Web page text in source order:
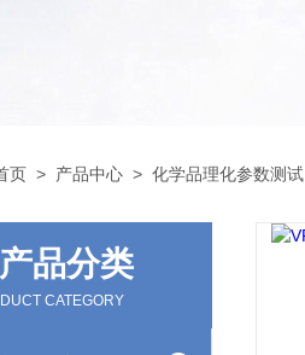
页 > 产品中心 > 化学品理化参数测试
产品分类
CATEGORY